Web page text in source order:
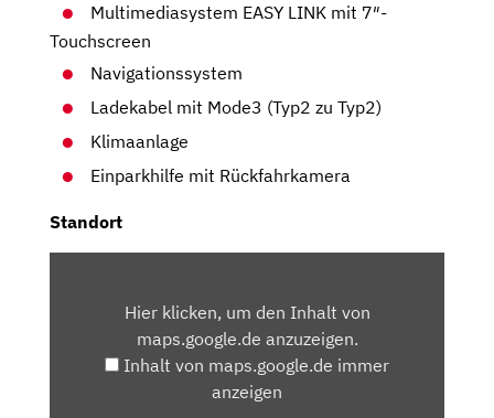
Multimediasystem EASY LINK mit 7″-
Touchscreen
Navigationssystem
Ladekabel mit Mode3 (Typ2 zu Typ2)
Klimaanlage
Einparkhilfe mit Rückfahrkamera
Standort
MAPS.GOOGLE.DEHier klicken, um den Inhalt von
maps.google.de anzuzeigen.
Inhalt von maps.google.de immer
anzeigen